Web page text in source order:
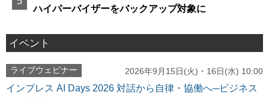
ハイパーバイザーをバックアップ対象に
イベント
ライブウェビナー 2026年9月15日(火)・16日(水) 10:00
インプレス AI Days 2026 対話から自律・協働へ─ビジネス